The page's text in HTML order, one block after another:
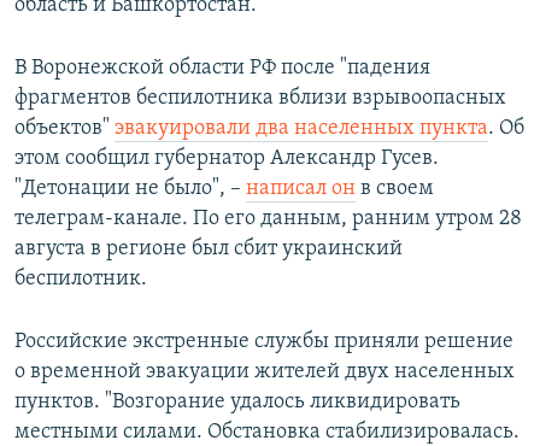
область и Башкортостан.
В Воронежской области РФ после "падения
фрагментов беспилотника вблизи взрывоопасных
объектов" эвакуировали два населенных пункта. Об
этом сообщил губернатор Александр Гусев.
"Детонации не было", – написал он в своем
телеграм-канале. По его данным, ранним утром 28
августа в регионе был сбит украинский
беспилотник.
Российские экстренные службы приняли решение
о временной эвакуации жителей двух населенных
пунктов. "Возгорание удалось ликвидировать
местными силами. Обстановка стабилизировалась.